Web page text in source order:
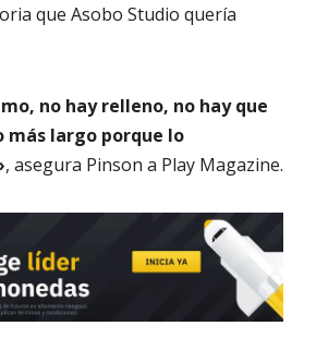
que Asobo Studio quería
no hay relleno, no hay que
largo porque lo
, asegura Pinson a Play Magazine.